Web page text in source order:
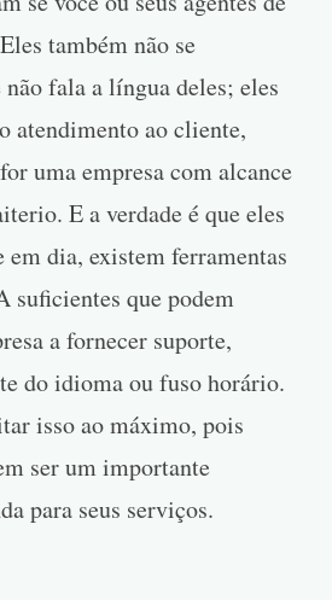
também não se
fala a língua deles; eles
atendimento ao cliente,
uma empresa com alcance
E a verdade é que eles
em dia, existem ferramentas
suficientes que podem
a fornecer suporte,
do idioma ou fuso horário.
isso ao máximo, pois
ser um importante
para seus serviços.